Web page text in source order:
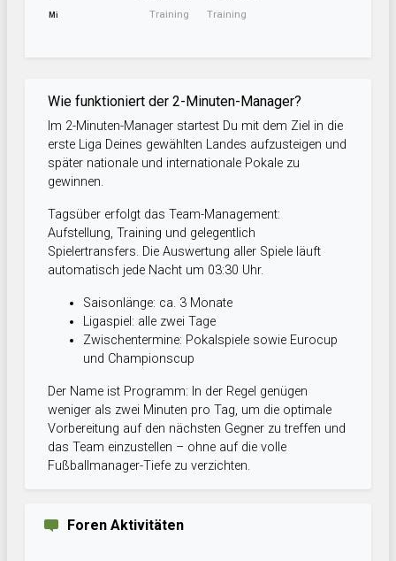
Mi Training
Training
Wie funktioniert der 2-Minuten-Manager?
Im 2-Minuten-Manager startest Du mit dem Ziel in die
erste Liga Deines gewählten Landes aufzusteigen und
später nationale und internationale Pokale zu
gewinnen.
Tagsüber erfolgt das Team-Management:
Aufstellung, Training und gelegentlich
Spielertransfers. Die Auswertung aller Spiele läuft
automatisch jede Nacht um 03:30 Uhr.
Saisonlänge: ca. 3 Monate
Ligaspiel: alle zwei Tage
Zwischentermine: Pokalspiele sowie Eurocup
und Championscup
Der Name ist Programm: In der Regel genügen
weniger als zwei Minuten pro Tag, um die optimale
Vorbereitung auf den nächsten Gegner zu treffen und
das Team einzustellen – ohne auf die volle
Fußballmanager-Tiefe zu verzichten.
Foren Aktivitäten